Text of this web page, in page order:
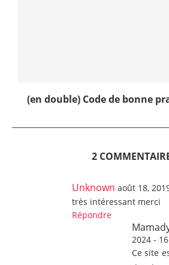
(en double) Code de bonne
2
Unknown août 18,
très intéressant merci
Répondre
2024 -
Ce site